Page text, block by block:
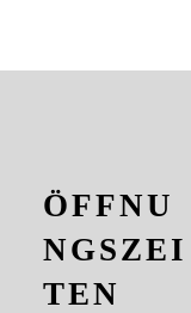
ÖFFNU
NGSZEI
TEN